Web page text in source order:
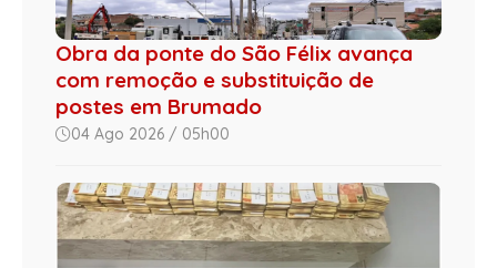
Obra da ponte do São Félix avança
com remoção e substituição de
postes em Brumado
04 Ago 2026 / 05h00